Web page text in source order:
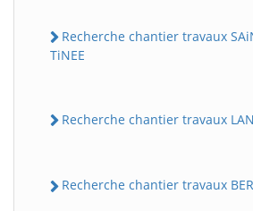
Recherche chantier travaux
TiNEE
Recherche chantier travaux
Recherche chantier travaux